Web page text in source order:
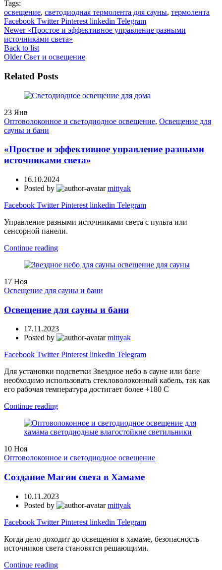
Tags:
освещение, светодиодная термолента для сауны, термолента
Facebook Twitter Pinterest linkedin Telegram
Newer «Простое и эффективное управление разными
источниками света»
Back to list
Older Свет и освещение
Related Posts
23 Янв
Оптоволоконное и светодиодное освещение, Освещение для
сауны и бани
«Простое и эффективное управление разными
источниками света»
16.10.2024
Posted by
mittyak
Facebook Twitter Pinterest linkedin Telegram
Управление разными источниками света с пульта или
сенсорной панели.
Continue reading
17 Ноя
Освещение для сауны и бани
Освещение для сауны и бани
17.11.2023
Posted by
mittyak
Facebook Twitter Pinterest linkedin Telegram
Для установки подсветки Звездное небо в сауне или бане
необходимо использовать стекловолоконный кабель, так как
его рабочая температура достигает более +180 С
Continue reading
10 Ноя
Оптоволоконное и светодиодное освещение
Создание Магии света в Хамаме
10.11.2023
Posted by
mittyak
Facebook Twitter Pinterest linkedin Telegram
Когда дело доходит до освещения в хамаме, безопасность
источников света становятся решающими.
Continue reading